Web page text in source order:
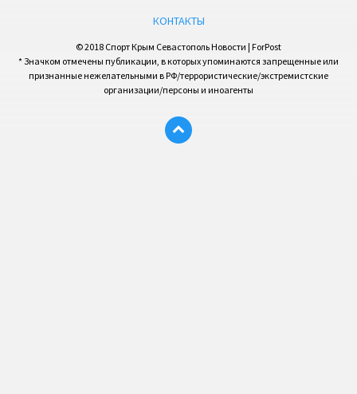
КОНТАКТЫ
© 2018 Спорт Крым Севастополь Новости | ForPost
* Значком отмечены публикации, в которых упоминаются запрещенные или
признанные нежелательными в РФ/террористические/экстремистские
организации/персоны и иноагенты